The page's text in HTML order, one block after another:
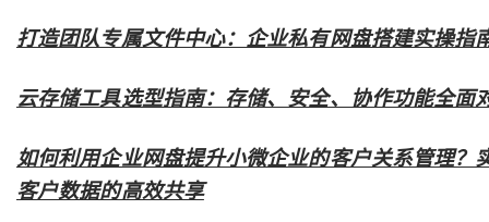
打造团队专属文件中心：企业私有网盘搭建实操指
云存储工具选型指南：存储、安全、协作功能全面
如何利用企业网盘提升小微企业的客户关系管理？
客户数据的高效共享